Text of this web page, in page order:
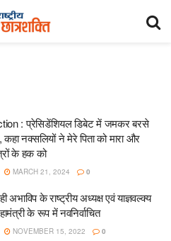
: प्रेसिडेंशियल डिबेट में जमकर बरसे
कहा नक्सलियों ने मेरे पिता को मारा और
के हक को
MARCH 21, 2024 0
अभाविप के राष्ट्रीय अध्यक्ष एवं याज्ञवल्क्य
के रूप में नवनिर्वाचित
NOVEMBER 15, 2022 0